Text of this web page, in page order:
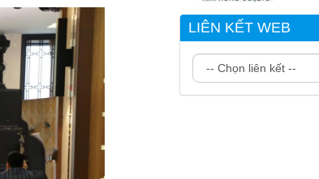
LIÊN KẾT WEB